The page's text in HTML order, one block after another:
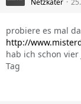
Netzkater
probiere es mal
http://
hab ich schon
Tag